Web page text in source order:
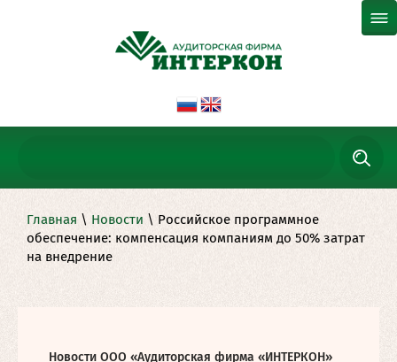
Главная \ Новости \ Российское программное
обеспечение: компенсация компаниям до 50% затрат
на внедрение
Новости ООО «Аудиторская фирма «ИНТЕРКОН»